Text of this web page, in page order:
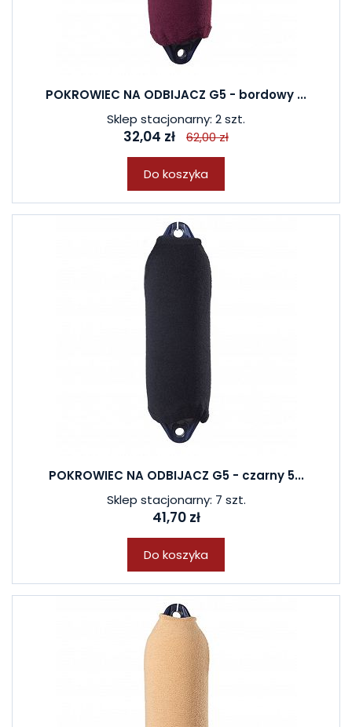
POKROWIEC NA ODBIJACZ G5 - bordowy ...
Sklep stacjonarny: 2 szt.
32,04 zł 62,00 zł
Do koszyka
POKROWIEC NA ODBIJACZ G5 - czarny 5...
Sklep stacjonarny: 7 szt.
41,70 zł
Do koszyka